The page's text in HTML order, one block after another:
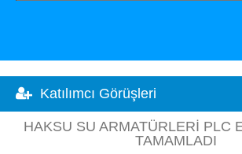
Katılımcı Görüşleri
HAKSU SU ARMATÜRLERI PLC
TAMAMLADI